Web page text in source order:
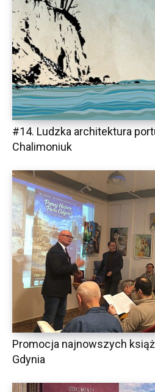
#14. Ludzka architektura
Chalimoniuk
Promocja najnowszych
Gdynia